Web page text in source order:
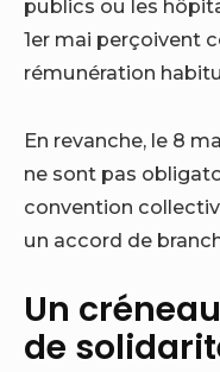
publics ou les
1er mai perçoivent
rémunération
En revanche, le 8
ne sont pas
convention
un accord de
Un
de